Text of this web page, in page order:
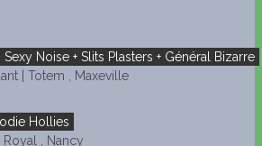
Sexy Noise + Slits Plasters + Général Bizarre
| Totem , Maxeville
Hollies
Royal , Nancy